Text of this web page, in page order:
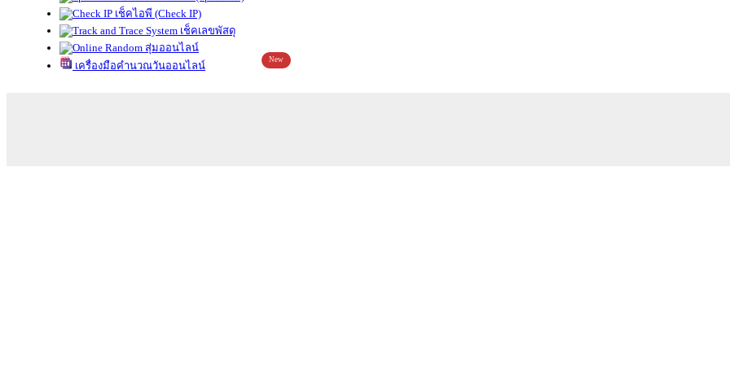
เช็คไอพี (Check IP)
เช็คเลขพัสดุ
สุ่มออนไลน์
เครื่องมือคำนวณวันออนไลน์
New